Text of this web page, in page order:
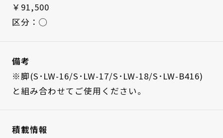
￥91,500
区分：◯
備考
※脚(S･LW-16/S･LW-17/S･LW-18/S･LW-B416)
と組み合わせてご使用ください。
積載情報